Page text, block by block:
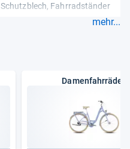
Schutzblech Fahrradständer
mehr...
Damenfahrräder